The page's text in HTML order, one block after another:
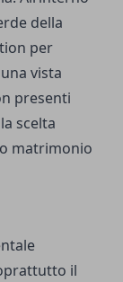
della
per
vista
presenti
scelta
matrimonio
il